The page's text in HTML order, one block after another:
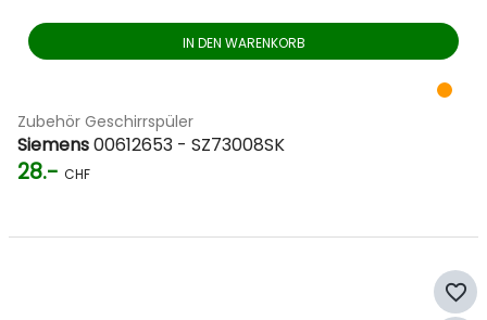
IN DEN WARENKORB
Zubehör Geschirrspüler
Siemens00612653 - SZ73008SK
28.- CHF
favorite_border